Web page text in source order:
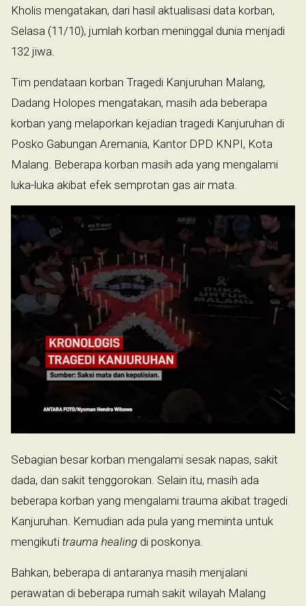
Kholis mengatakan, dari hasil aktualisasi data korban,
Selasa (11/10), jumlah korban meninggal dunia menjadi
132 jiwa.
Tim pendataan korban Tragedi Kanjuruhan Malang,
Dadang Holopes mengatakan, masih ada beberapa
korban yang melaporkan kejadian tragedi Kanjuruhan di
Posko Gabungan Aremania, Kantor DPD KNPI, Kota
Malang. Beberapa korban masih ada yang mengalami
luka-luka akibat efek semprotan gas air mata.
Sebagian besar korban mengalami sesak napas, sakit
dada, dan sakit tenggorokan. Selain itu, masih ada
beberapa korban yang mengalami trauma akibat tragedi
Kanjuruhan. Kemudian ada pula yang meminta untuk
mengikuti trauma healing di poskonya.
Bahkan, beberapa di antaranya masih menjalani
perawatan di beberapa rumah sakit wilayah Malang